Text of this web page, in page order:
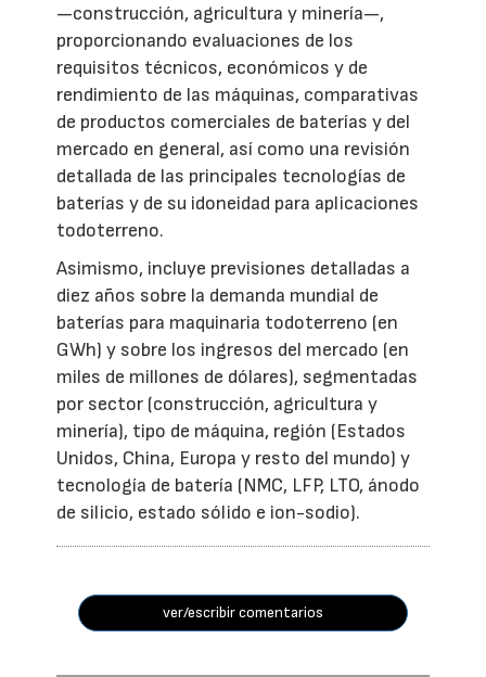
—construcción, agricultura y minería—,
proporcionando evaluaciones de los
requisitos técnicos, económicos y de
rendimiento de las máquinas, comparativas
de productos comerciales de baterías y del
mercado en general, así como una revisión
detallada de las principales tecnologías de
baterías y de su idoneidad para aplicaciones
todoterreno.
Asimismo, incluye previsiones detalladas a
diez años sobre la demanda mundial de
baterías para maquinaria todoterreno (en
GWh) y sobre los ingresos del mercado (en
miles de millones de dólares), segmentadas
por sector (construcción, agricultura y
minería), tipo de máquina, región (Estados
Unidos, China, Europa y resto del mundo) y
tecnología de batería (NMC, LFP, LTO, ánodo
de silicio, estado sólido e ion-sodio).
ver/escribir comentarios